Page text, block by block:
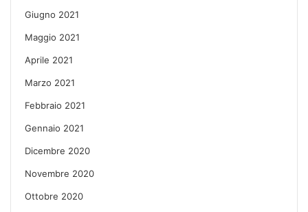
Giugno 2021
Maggio 2021
Aprile 2021
Marzo 2021
Febbraio 2021
Gennaio 2021
Dicembre 2020
Novembre 2020
Ottobre 2020